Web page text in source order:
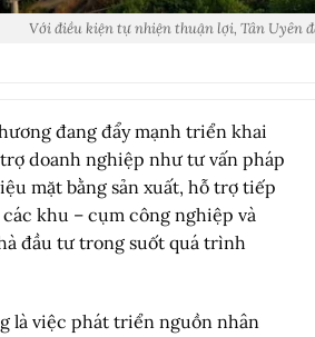
Với điều kiện tự nhiện thuận lợi, Tân Uyên
đang đẩy mạnh triển khai
doanh nghiệp như tư vấn pháp
mặt bằng sản xuất, hỗ trợ tiếp
khu – cụm công nghiệp và
đầu tư trong suốt quá trình
là việc phát triển nguồn nhân